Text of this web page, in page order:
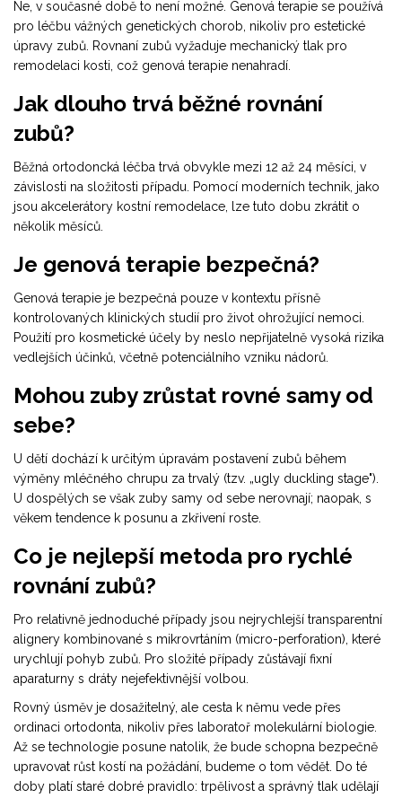
Ne, v současné době to není možné. Genová terapie se používá
pro léčbu vážných genetických chorob, nikoliv pro estetické
úpravy zubů. Rovnaní zubů vyžaduje mechanický tlak pro
remodelaci kosti, což genová terapie nenahradí.
Jak dlouho trvá běžné rovnání
zubů?
Běžná ortodoncká léčba trvá obvykle mezi 12 až 24 měsíci, v
závislosti na složitosti případu. Pomocí moderních technik, jako
jsou akcelerátory kostní remodelace, lze tuto dobu zkrátit o
několik měsíců.
Je genová terapie bezpečná?
Genová terapie je bezpečná pouze v kontextu přísně
kontrolovaných klinických studií pro život ohrožující nemoci.
Použití pro kosmetické účely by neslo nepřijatelně vysoká rizika
vedlejších účinků, včetně potenciálního vzniku nádorů.
Mohou zuby zrůstat rovné samy od
sebe?
U dětí dochází k určitým úpravám postavení zubů během
výměny mléčného chrupu za trvalý (tzv. „ugly duckling stage").
U dospělých se však zuby samy od sebe nerovnají; naopak, s
věkem tendence k posunu a zkřivení roste.
Co je nejlepší metoda pro rychlé
rovnání zubů?
Pro relativně jednoduché případy jsou nejrychlejší transparentní
alignery kombinované s mikrovrtáním (micro-perforation), které
urychlují pohyb zubů. Pro složité případy zůstávají fixní
aparaturny s dráty nejefektivnější volbou.
Rovný úsměv je dosažitelný, ale cesta k němu vede přes
ordinaci ortodonta, nikoliv přes laboratoř molekulární biologie.
Až se technologie posune natolik, že bude schopna bezpečně
upravovat růst kostí na požádání, budeme o tom vědět. Do té
doby platí staré dobré pravidlo: trpělivost a správný tlak udělají